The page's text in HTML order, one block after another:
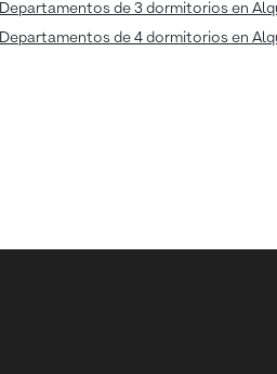
Departamentos de 3 dormitorios en
Departamentos de 4 dormitorios en